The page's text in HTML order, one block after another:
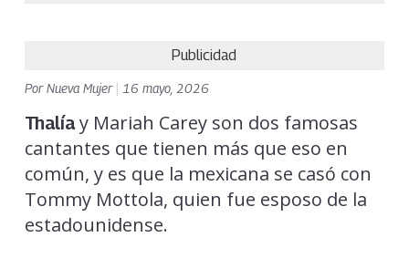
Publicidad
PorNueva Mujer 16 mayo, 2026
Thalíay Mariah Carey son dos famosas
cantantes que tienen más que eso en
común, y es que la mexicana se casó con
Tommy Mottola, quien fue esposo de la
estadounidense.